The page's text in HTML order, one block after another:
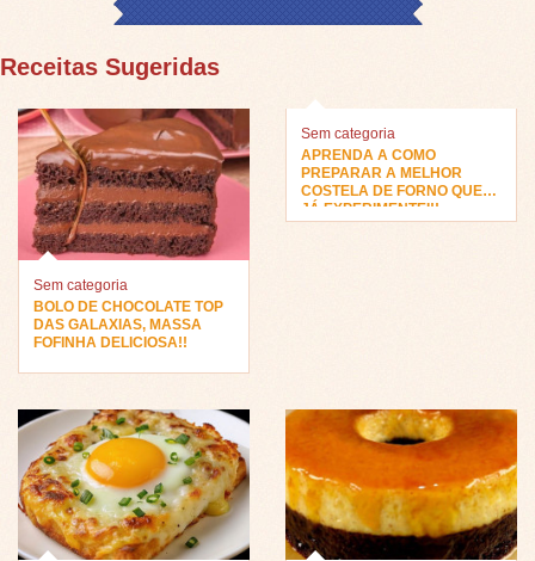
Receitas Sugeridas
Sem categoria
BOLO DE CHOCOLATE TOP
DAS GALAXIAS, MASSA
FOFINHA DELICIOSA!!
Sem categoria
APRENDA A COMO
PREPARAR A MELHOR
COSTELA DE FORNO QUE
JÁ EXPERIMENTEI!!